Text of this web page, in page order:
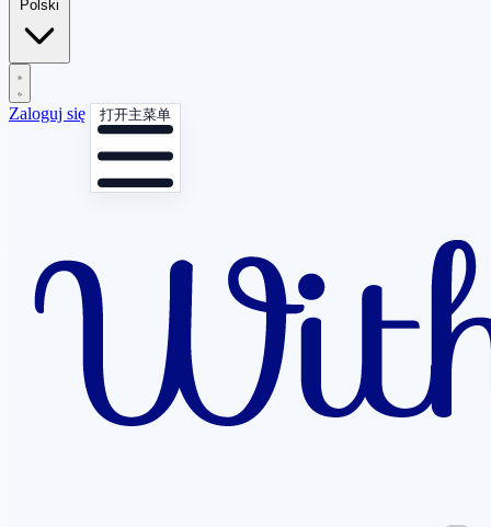
Polski
Zaloguj się 打开主菜单